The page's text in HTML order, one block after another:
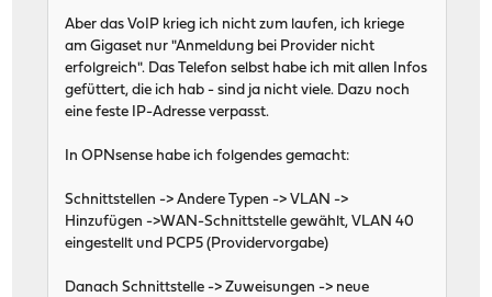
Aber das VoIP krieg ich nicht zum laufen, ich kriege
am Gigaset nur "Anmeldung bei Provider nicht
erfolgreich". Das Telefon selbst habe ich mit allen Infos
gefüttert, die ich hab - sind ja nicht viele. Dazu noch
eine feste IP-Adresse verpasst.
In OPNsense habe ich folgendes gemacht:
Schnittstellen -> Andere Typen -> VLAN ->
Hinzufügen ->WAN-Schnittstelle gewählt, VLAN 40
eingestellt und PCP5 (Providervorgabe)
Danach Schnittstelle -> Zuweisungen -> neue